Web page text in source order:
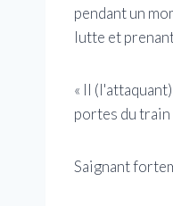
pendant un
lutte et
« Il
portes du
Saignant